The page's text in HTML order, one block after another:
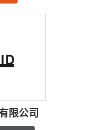
限公司